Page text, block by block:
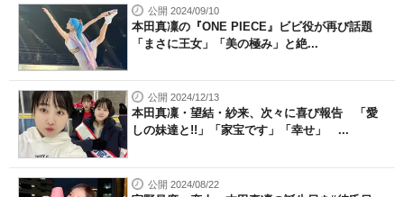
公開 2024/09/10
本田真凜の『ONE PIECE』ビビ役が再び話題
「まさに王女」「美の極み」と絶...
公開 2024/12/13
本田真凜・望結・紗来、次々に喜び報告 「愛
しの妹達と!!」「家宝です」「幸せ」 ...
公開 2024/08/22